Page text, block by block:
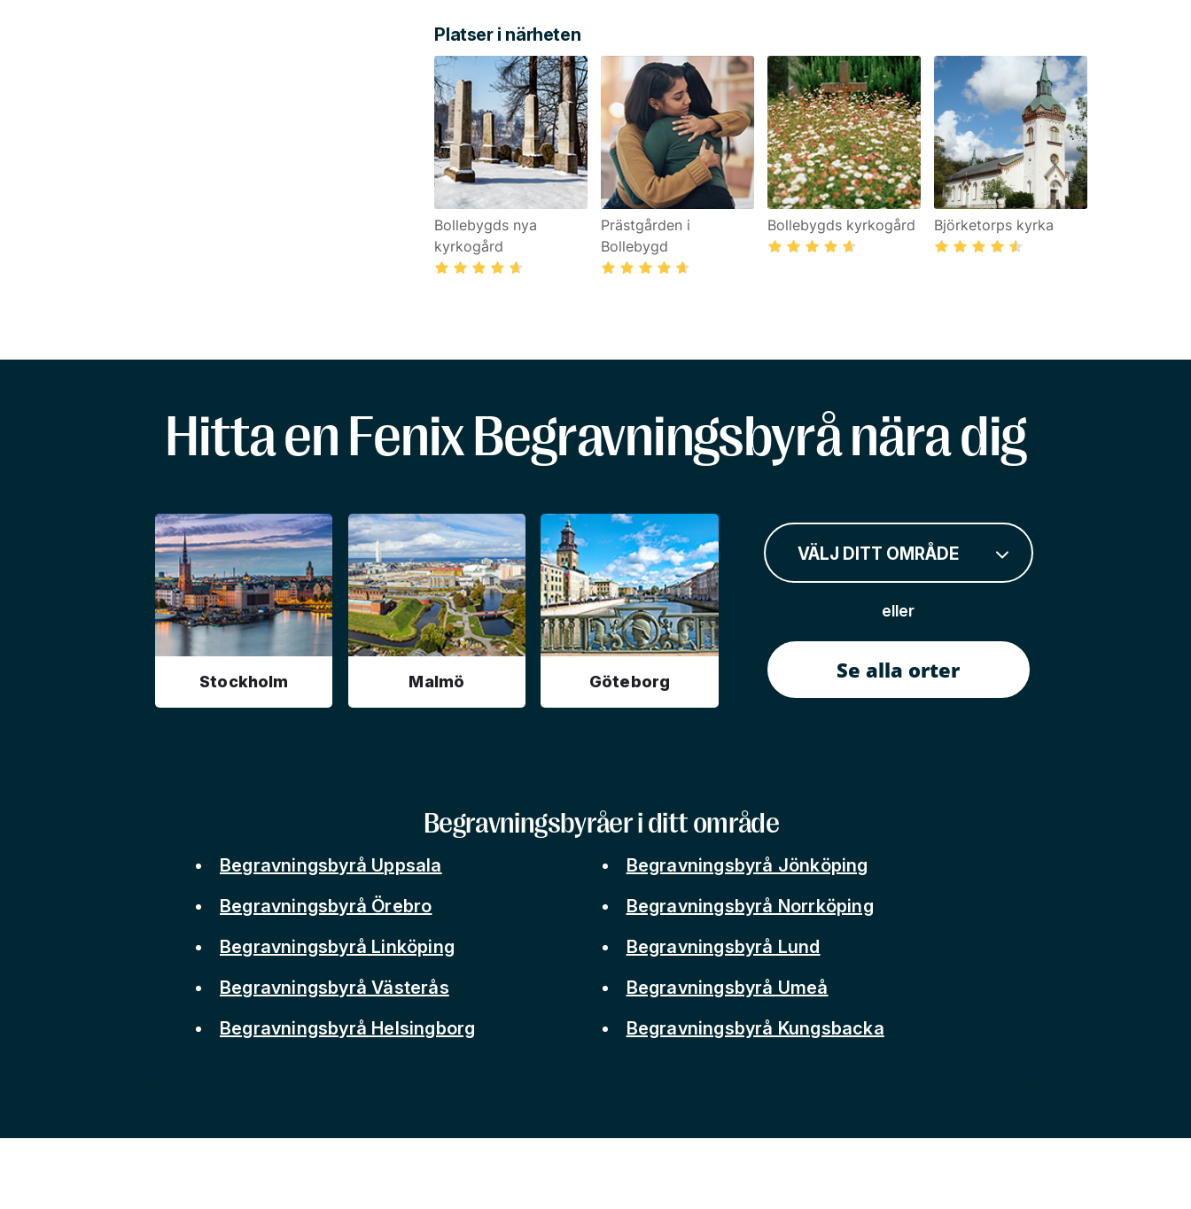
Platser i närheten
Bollebygds nya
kyrkogård
Prästgården i
Bollebygd
Bollebygds kyrkogård Björketorps kyrka
Hitta en Fenix Begravningsbyrå nära dig
Stockholm Malmö Göteborg
VÄLJ DITT OMRÅDE
eller
Se alla orter
Begravningsbyråer i ditt område
Begravningsbyrå Uppsala
Begravningsbyrå Örebro
Begravningsbyrå Linköping
Begravningsbyrå Västerås
Begravningsbyrå Helsingborg
Begravningsbyrå Jönköping
Begravningsbyrå Norrköping
Begravningsbyrå Lund
Begravningsbyrå Umeå
Begravningsbyrå Kungsbacka